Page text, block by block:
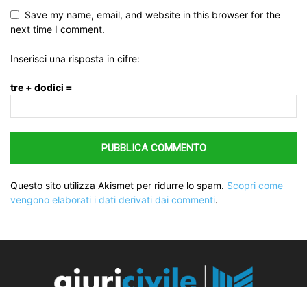
Save my name, email, and website in this browser for the
next time I comment.
Inserisci una risposta in cifre:
tre + dodici =
Questo sito utilizza Akismet per ridurre lo spam. Scopri come
vengono elaborati i dati derivati dai commenti.